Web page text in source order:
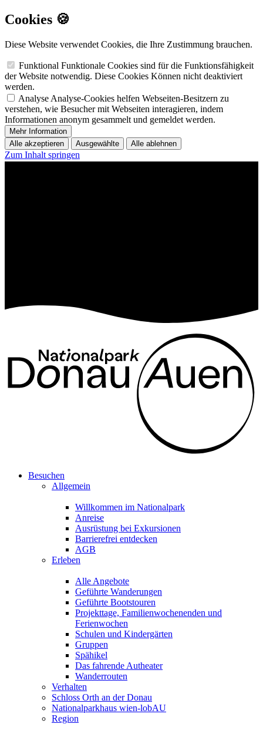
Cookies 🍪
Diese Website verwendet Cookies, die Ihre Zustimmung brauchen.
Funktional Funktionale Cookies sind für die Funktionsfähigkeit
der Website notwendig. Diese Cookies Können nicht deaktiviert
werden.
Analyse Analyse-Cookies helfen Webseiten-Besitzern zu
verstehen, wie Besucher mit Webseiten interagieren, indem
Informationen anonym gesammelt und gemeldet werden.
Mehr Information
Alle akzeptieren
Ausgewählte Alle ablehnen
Zum Inhalt springen
Besuchen
Allgemein
Willkommen im Nationalpark
Anreise
Ausrüstung bei Exkursionen
Barrierefrei entdecken
AGB
Erleben
Alle Angebote
Geführte Wanderungen
Geführte Bootstouren
Projekttage, Familienwochenenden und
Ferienwochen
Schulen und Kindergärten
Gruppen
Spähikel
Das fahrende Autheater
Wanderrouten
Verhalten
Schloss Orth an der Donau
Nationalparkhaus wien-lobAU
Region